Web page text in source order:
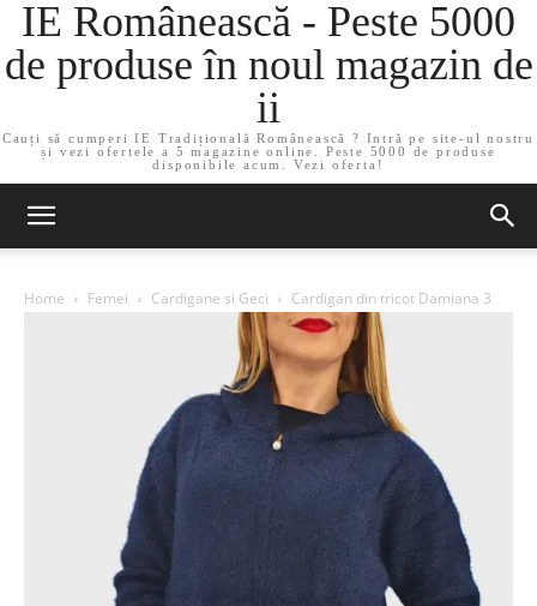
IE Românească - Peste 5000
de produse în noul magazin de
ii
Cauți să cumperi IE Tradițională Românească ? Intră pe site-ul nostru
și vezi ofertele a 5 magazine online. Peste 5000 de produse
disponibile acum. Vezi oferta!
Home Femei Cardigane si Geci Cardigan din tricot Damiana 3